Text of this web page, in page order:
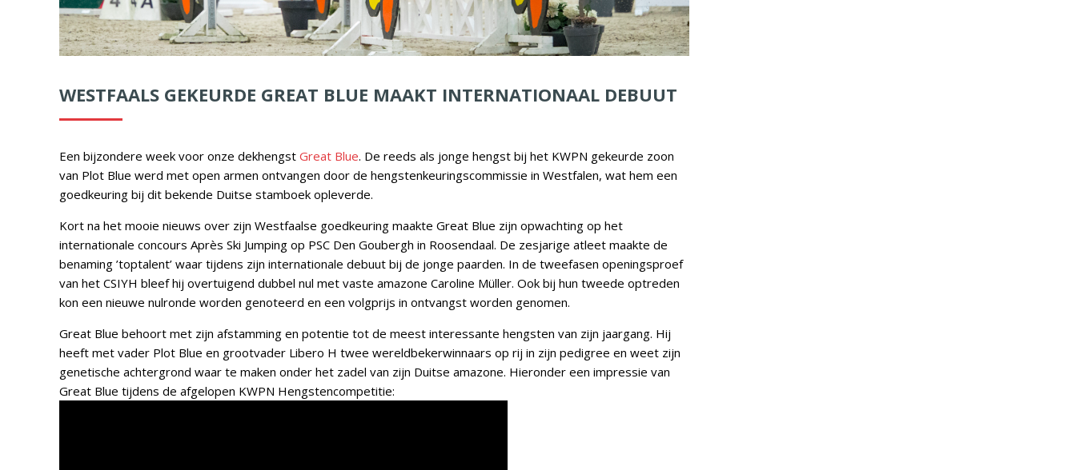
WESTFAALS GEKEURDE GREAT BLUE MAAKT INTERNATIONAAL DEBUUT
Een bijzondere week voor onze dekhengstGreat Blue. De reeds als jonge hengst bij het KWPN gekeurde zoon
van Plot Blue werd met open armen ontvangen door de hengstenkeuringscommissie in Westfalen, wat hem een
goedkeuring bij dit bekende Duitse stamboek opleverde.
Kort na het mooie nieuws over zijn Westfaalse goedkeuring maakte Great Blue zijn opwachting op het
internationale concours Après Ski Jumping op PSC Den Goubergh in Roosendaal. De zesjarige atleet maakte de
benaming ’toptalent’ waar tijdens zijn internationale debuut bij de jonge paarden. In de tweefasen openingsproef
van het CSIYH bleef hij overtuigend dubbel nul met vaste amazone Caroline Müller. Ook bij hun tweede optreden
kon een nieuwe nulronde worden genoteerd en een volgprijs in ontvangst worden genomen.
Great Blue behoort met zijn afstamming en potentie tot de meest interessante hengsten van zijn jaargang. Hij
heeft met vader Plot Blue en grootvader Libero H twee wereldbekerwinnaars op rij in zijn pedigree en weet zijn
genetische achtergrond waar te maken onder het zadel van zijn Duitse amazone. Hieronder een impressie van
Great Blue tijdens de afgelopen KWPN Hengstencompetitie: